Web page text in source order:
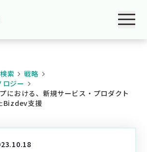
索
戦略
ロジー
における、新規サービス・プロダクト
Bizdev支援